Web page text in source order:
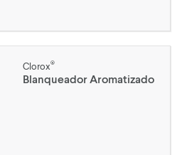
Clorox®
Blanqueador Aromatizado